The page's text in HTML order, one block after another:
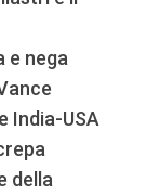
e nega
India-USA
della